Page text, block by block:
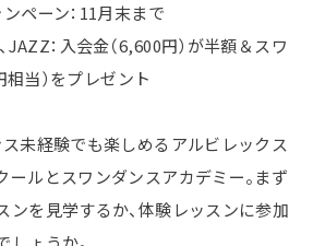
ペーン： 11月末まで
、JAZZ： 入会金（6,600円）が半額＆スワ
相当）をプレゼント
ス未経験でも楽しめるアルビレックス
ールとスワンダンスアカデミー。まず
ンを見学するか、体験レッスンに参加